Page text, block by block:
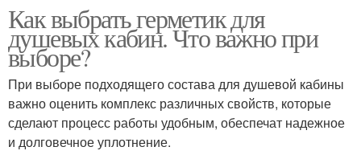
Как выбрать герметик для
душевых кабин. Что важно при
выборе?
При выборе подходящего состава для душевой кабины
важно оценить комплекс различных свойств, которые
сделают процесс работы удобным, обеспечат надежное
и долговечное уплотнение.